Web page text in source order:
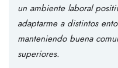
un ambiente laboral
adaptarme a distintos
manteniendo buena
superiores.